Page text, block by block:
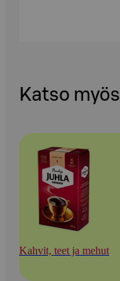
Katso myös
Kahvit, teet ja mehut